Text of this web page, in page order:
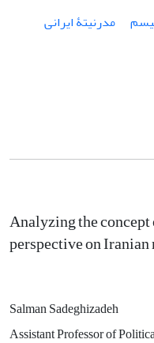
مدرنیتۀ ایرانی
Analyzing the
perspective on
Salman Sadeghizadeh
Assistant Professor of